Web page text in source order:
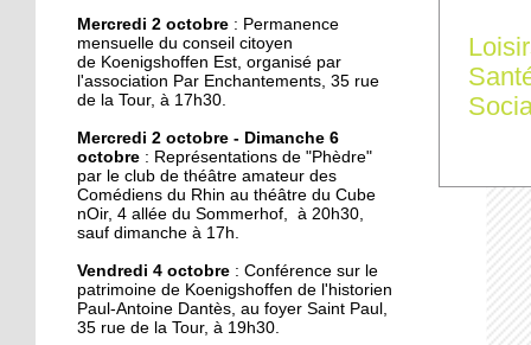
Un dimanche festif à la
Montagne-Verte
29 septembre 2019
Le local de l'école de
musique du CSC restauré
28 septembre 2019
Une épicerie solidaire
ouvre dans l'Hôtel de la
rue
28 septembre 2019
Mercredi 2 octobre : Permanence
mensuelle du conseil citoyen
de Koenigshoffen Est, organisé par
l'association Par Enchantements, 35 rue
de la Tour, à 17h30.
Mercredi 2 octobre - Dimanche 6
octobre : Représentations de "Phèdre"
par le club de théâtre amateur des
Comédiens du Rhin au théâtre du Cube
nOir, 4 allée du Sommerhof, à 20h30,
sauf dimanche à 17h.
Vendredi 4 octobre : Conférence sur le
patrimoine de Koenigshoffen de l'historien
Paul-Antoine Dantès, au foyer Saint Paul,
35 rue de la Tour, à 19h30.